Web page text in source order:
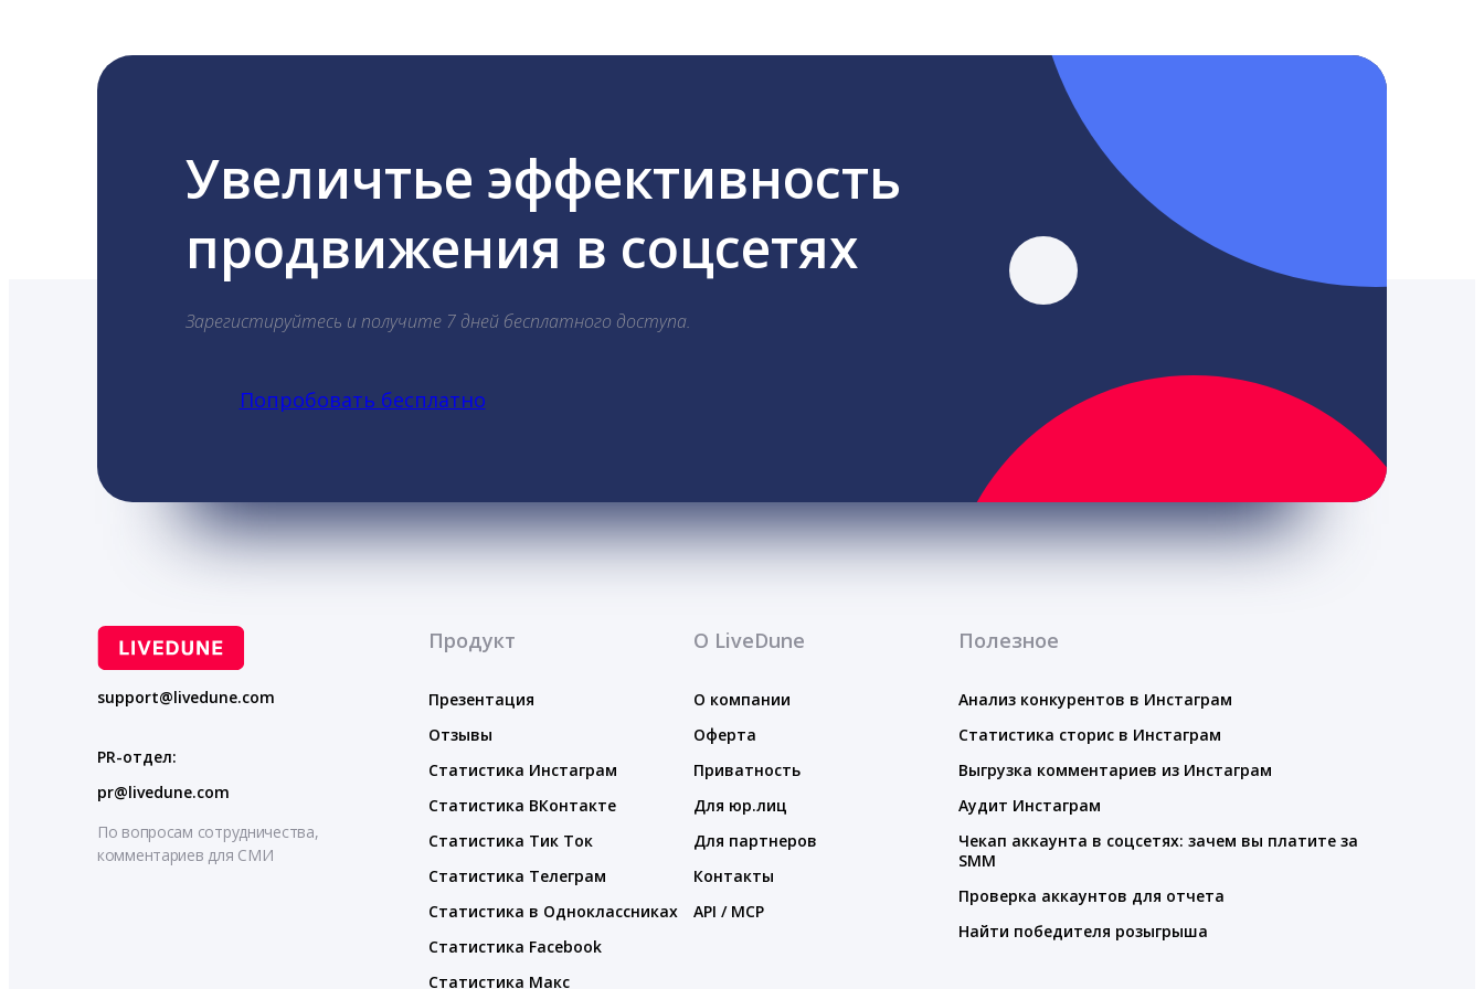
Увеличтье эффективность
продвижения в соцсетях
Зарегистируйтесь и получите 7 дней бесплатного доступа.
Попробовать бесплатно
support@livedune.com
PR-отдел:
pr@livedune.com
По вопросам сотрудничества,
комментариев для СМИ
Продукт
Презентация
Отзывы
Статистика Инстаграм
Статистика ВКонтакте
Статистика Тик Ток
Статистика Телеграм
Статистика в Одноклассниках
Статистика Facebook
Статистика Макс
О LiveDune
О компании
Оферта
Приватность
Для юр.лиц
Для партнеров
Контакты
API / MCP
Полезное
Анализ конкурентов в Инстаграм
Статистика сторис в Инстаграм
Выгрузка комментариев из Инстаграм
Аудит Инстаграм
Чекап аккаунта в соцсетях: зачем вы платите за
SMM
Проверка аккаунтов для отчета
Найти победителя розыгрыша